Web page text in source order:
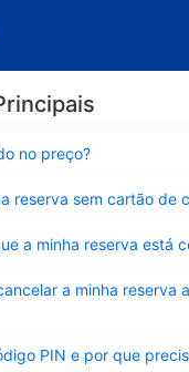
no preço?
reserva sem cartão de
a minha reserva está
a minha reserva
PIN e por que